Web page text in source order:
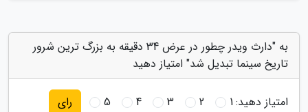
به "دارث ویدر چطور در عرض 34 دقیقه به بزرگ ترین شرور
تاریخ سینما تبدیل شد" امتیاز دهید
امتیاز دهید:1
2
3
4
5 رای